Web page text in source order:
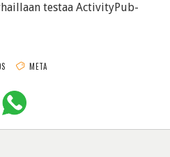
testaa ActivityPub-
META